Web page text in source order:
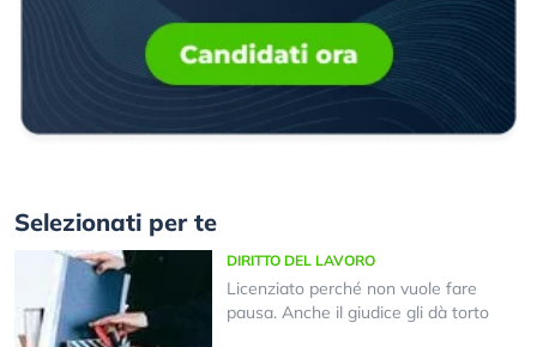
Selezionati per te
DIRITTO DEL LAVORO
Licenziato perché non vuole fare
pausa. Anche il giudice gli dà torto